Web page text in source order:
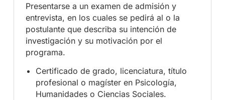
Presentarse a un examen de admisión y
entrevista, en los cuales se pedirá al o la
postulante que describa su intención de
investigación y su motivación por el
programa.
Certificado de grado, licenciatura, título
profesional o magíster en Psicología,
Humanidades o Ciencias Sociales.